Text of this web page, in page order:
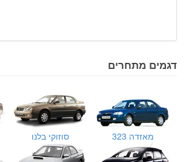
דגמים מתחרים
מאזדה 323 סוזוקי בלנו